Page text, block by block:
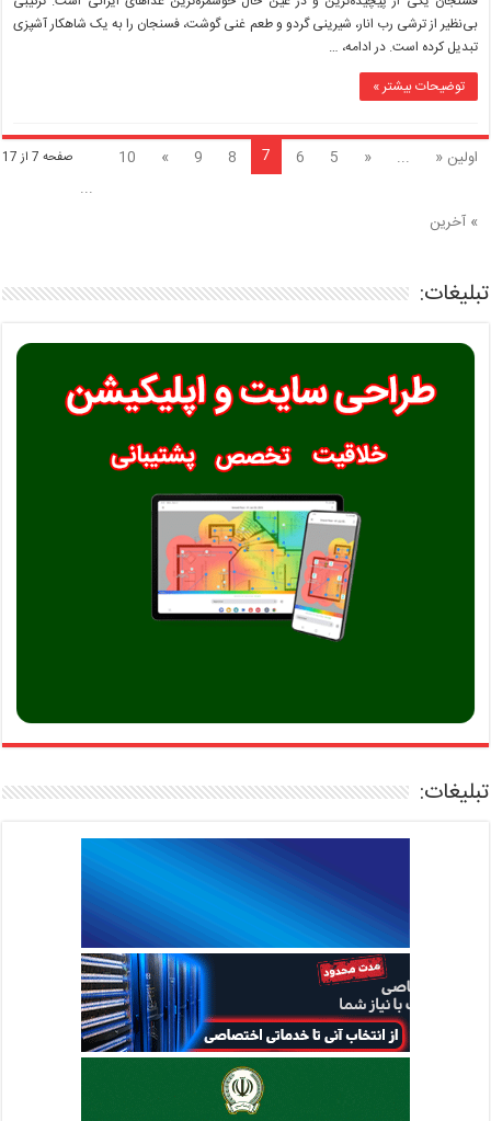
بی‌نظیر از ترشی رب انار، شیرینی گردو و طعم غنی گوشت، فسنجان را به یک شاهکار آشپزی
تبدیل کرده است. در ادامه، …
توضیحات بیشتر »
صفحه 7 از 17 اولین « ...
«
5
6
7
8
9
»
10
...
» آخرین
تبلیغات:
تبلیغات: